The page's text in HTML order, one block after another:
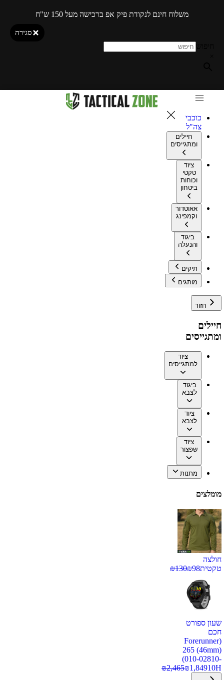
משלוח חינם לנקודת פיק אפ ברכישה מעל 150 ש"ח
סגירה
כוכבי
צה"ל
חיילים
ומתגייסים
ציוד
טקטי
וכוחות
ביטחון
אאוטדור
וקמפינג
ביגוד
והנעלה
תיקים
מותגים
חזור
חיילים
ומתגייסים
ציוד
למתגייסים
ביגוד
לצבא
ציוד
לצבא
ציוד
שפצור
מתנות
מומלצים
חולצה
טקטית
₪98
₪130
שעון ספורט
חכם
(Forerunner
265 (46mm)
(010-02810-
10H
₪1,849
₪2,465